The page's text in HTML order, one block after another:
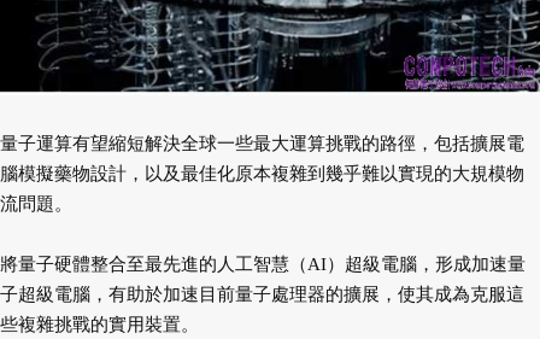
量子運算有望縮短解決全球一些最大運算挑戰的路徑，包括擴展電
腦模擬藥物設計，以及最佳化原本複雜到幾乎難以實現的大規模物
流問題。
將量子硬體整合至最先進的人工智慧（AI）超級電腦，形成加速量
子超級電腦，有助於加速目前量子處理器的擴展，使其成為克服這
些複雜挑戰的實用裝置。